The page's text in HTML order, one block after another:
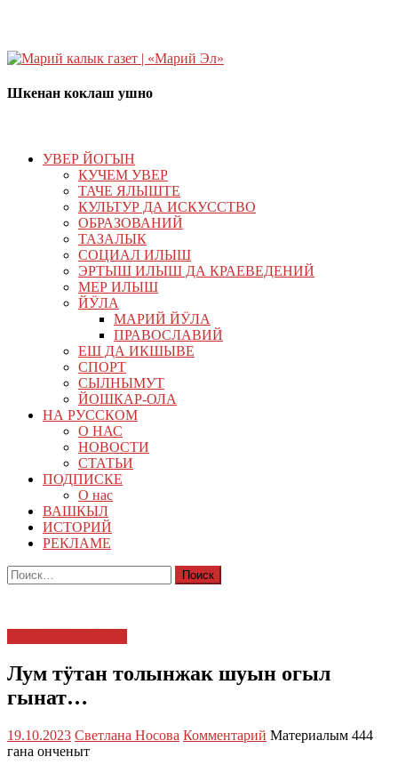
Шкенан коклаш ушно
УВЕР ЙОГЫН
КУЧЕМ УВЕР
ТАЧЕ ЯЛЫШТЕ
КУЛЬТУР ДА ИСКУССТВО
ОБРАЗОВАНИЙ
ТАЗАЛЫК
СОЦИАЛ ИЛЫШ
ЭРТЫШ ИЛЫШ ДА КРАЕВЕДЕНИЙ
МЕР ИЛЫШ
ЙӰЛА
МАРИЙ ЙӰЛА
ПРАВОСЛАВИЙ
ЕШ ДА ИКШЫВЕ
СПОРТ
СЫЛНЫМУТ
ЙОШКАР-ОЛА
НА РУССКОМ
О НАС
НОВОСТИ
СТАТЬИ
ПОДПИСКЕ
О нас
ВАШКЫЛ
ИСТОРИЙ
РЕКЛАМЕ
Найти:
Лум тӱтан толынжак шуын огыл
гынат…
19.10.2023 Светлана Носова Комментарий Материалым 444
гана онченыт